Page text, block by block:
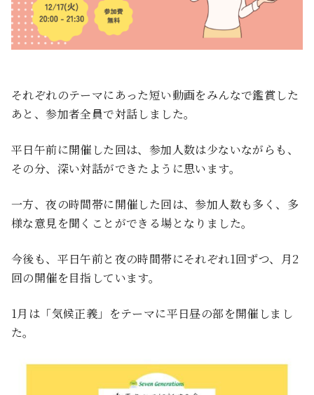
それぞれのテーマにあった短い動画をみんなで鑑賞した
あと、参加者全員で対話しました。
平日午前に開催した回は、参加人数は少ないながらも、
その分、深い対話ができたように思います。
一方、夜の時間帯に開催した回は、参加人数も多く、多
様な意見を聞くことができる場となりました。
今後も、平日午前と夜の時間帯にそれぞれ1回ずつ、月2
回の開催を目指しています。
1月は「気候正義」をテーマに平日昼の部を開催しまし
た。